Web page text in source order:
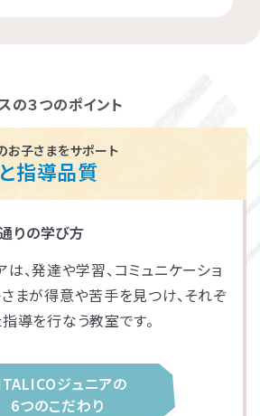
の３つのポイント
子さまをサポート
指導品質
りの学び方
、発達や学習、コミュニケーショ
まが得意や苦手を見つけ、それぞ
導を行なう教室です。
ジュニアの
6つのこだわり